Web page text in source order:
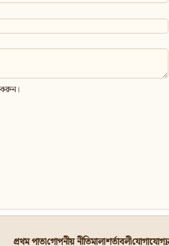
করুন।
প্রথম পাতাগোপনীয় নীতিমালাশর্তাবলীযোগাযোগ